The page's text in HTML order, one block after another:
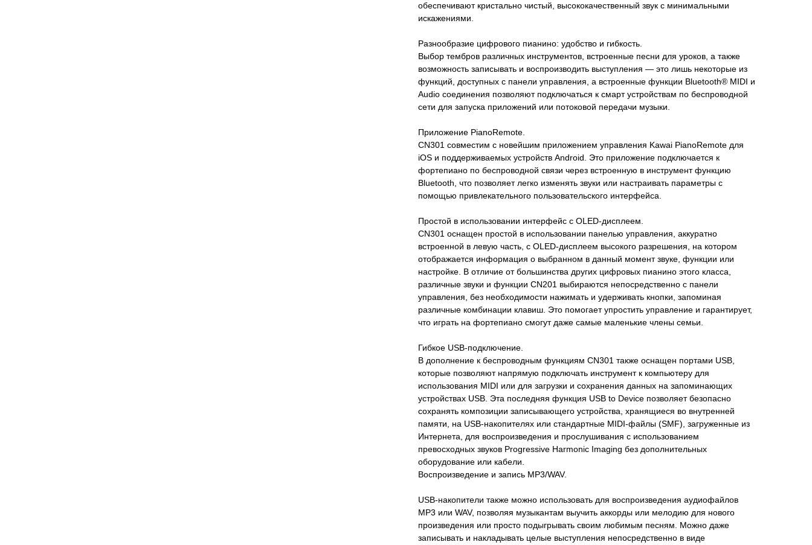
обеспечивают кристально чистый, высококачественный звук с минимальными
искажениями.
Разнообразие цифрового пианино: удобство и гибкость.
Выбор тембров различных инструментов, встроенные песни для уроков, а также
возможность записывать и воспроизводить выступления — это лишь некоторые из
функций, доступных с панели управления, а встроенные функции Bluetooth® MIDI и
Audio соединения позволяют подключаться к смарт устройствам по беспроводной
сети для запуска приложений или потоковой передачи музыки.
Приложение PianoRemote.
CN301 совместим с новейшим приложением управления Kawai PianoRemote для
iOS и поддерживаемых устройств Android. Это приложение подключается к
фортепиано по беспроводной связи через встроенную в инструмент функцию
Bluetooth, что позволяет легко изменять звуки или настраивать параметры с
помощью привлекательного пользовательского интерфейса.
Простой в использовании интерфейс с OLED-дисплеем.
CN301 оснащен простой в использовании панелью управления, аккуратно
встроенной в левую часть, с OLED-дисплеем высокого разрешения, на котором
отображается информация о выбранном в данный момент звуке, функции или
настройке. В отличие от большинства других цифровых пианино этого класса,
различные звуки и функции CN201 выбираются непосредственно с панели
управления, без необходимости нажимать и удерживать кнопки, запоминая
различные комбинации клавиш. Это помогает упростить управление и гарантирует,
что играть на фортепиано смогут даже самые маленькие члены семьи.
Гибкое USB-подключение.
В дополнение к беспроводным функциям CN301 также оснащен портами USB,
которые позволяют напрямую подключать инструмент к компьютеру для
использования MIDI или для загрузки и сохранения данных на запоминающих
устройствах USB. Эта последняя функция USB to Device позволяет безопасно
сохранять композиции записывающего устройства, хранящиеся во внутренней
памяти, на USB-накопителях или стандартные MIDI-файлы (SMF), загруженные из
Интернета, для воспроизведения и прослушивания с использованием
превосходных звуков Progressive Harmonic Imaging без дополнительных
оборудование или кабели.
Воспроизведение и запись MP3/WAV.
USB-накопители также можно использовать для воспроизведения аудиофайлов
MP3 или WAV, позволяя музыкантам выучить аккорды или мелодию для нового
произведения или просто подыгрывать своим любимым песням. Можно даже
записывать и накладывать целые выступления непосредственно в виде